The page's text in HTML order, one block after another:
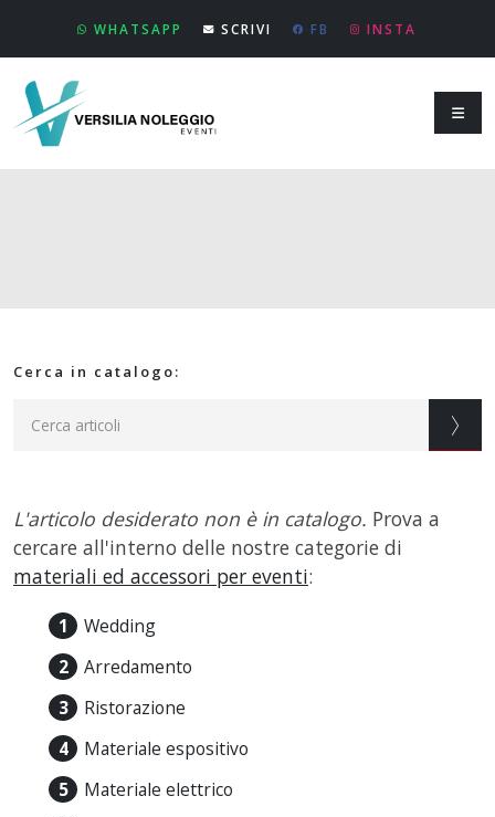
WHATSAPP SCRIVI FB INSTA
Cerca in catalogo:
L'articolo desiderato non è in catalogo. Prova a
cercare all'interno delle nostre categorie di
materiali ed accessori per eventi:
Wedding
Arredamento
Ristorazione
Materiale espositivo
Materiale elettrico